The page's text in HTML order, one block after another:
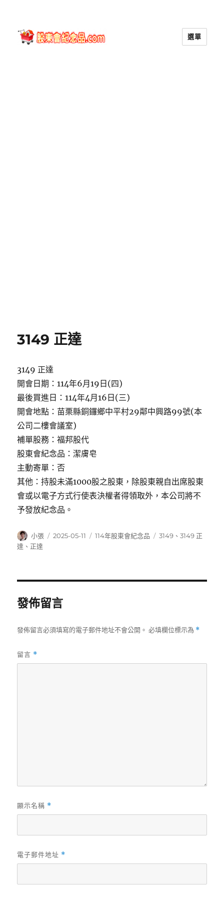
選單
3149 正達
3149 正達
開會日期：114年6月19日(四)
最後買進日：114年4月16日(三)
開會地點：苗栗縣銅鑼鄉中平村29鄰中興路99號(本
公司二樓會議室)
補單股務：福邦股代
股東會紀念品：潔膚皂
主動寄單：否
其他：持股未滿1000股之股東，除股東親自出席股東
會或以電子方式行使表決權者得領取外，本公司將不
予發放紀念品。
作
者
小張
發
2025-05-11
分
114年股東會紀念品
標
3149 、3149 正
達 、 正達
發佈留言
發佈留言必須填寫的電子郵件地址不會公開。 必填欄位標示為 *
留言 *
顯示名稱 *
電子郵件地址 *